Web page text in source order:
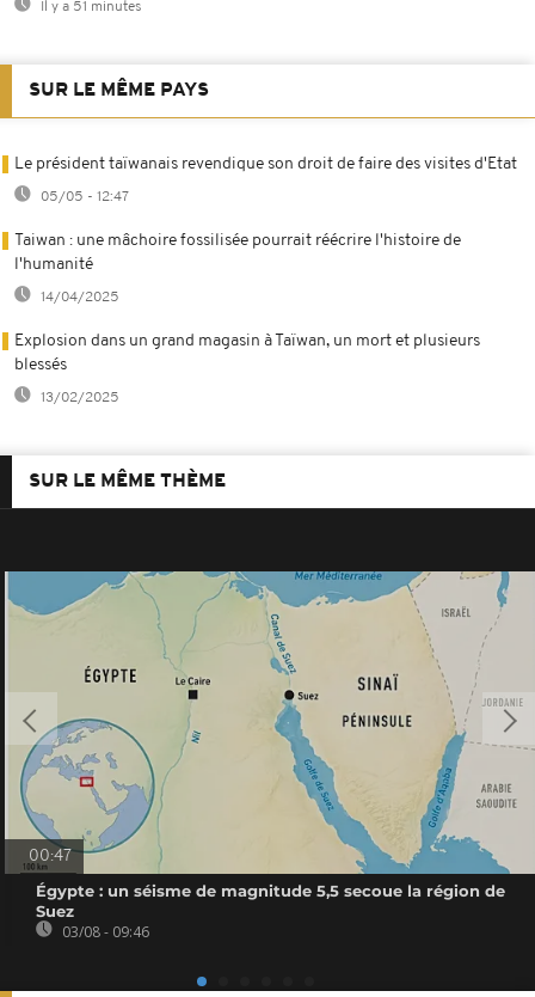
Il y a 51 minutes
SUR LE MÊME PAYS
Le président taïwanais revendique son droit de faire des visites d'Etat
05/05 - 12:47
Taiwan : une mâchoire fossilisée pourrait réécrire l'histoire de
l'humanité
14/04/2025
Explosion dans un grand magasin à Taïwan, un mort et plusieurs
blessés
13/02/2025
SUR LE MÊME THÈME
00:47
Égypte : un séisme de magnitude 5,5 secoue la région de
Suez
03/08 - 09:46